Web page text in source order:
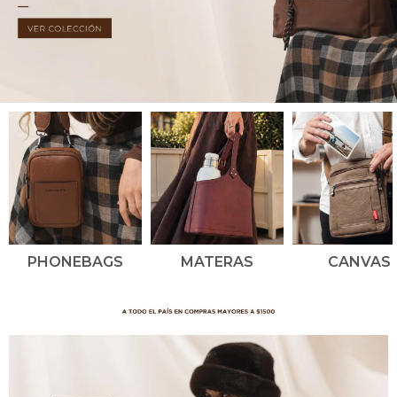
PHONEBAGS MATERAS CANVAS